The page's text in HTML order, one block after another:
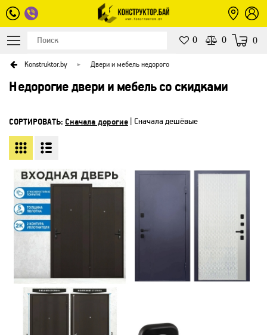
0 0 0
Konstruktor.by Двери и мебель недорого
Недорогие двери и мебель со скидками
СОРТИРОВАТЬ: Сначала дорогие Сначала дешёвые